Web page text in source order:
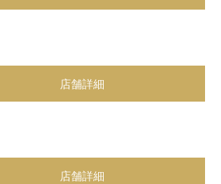
店舗詳細
店舗詳細